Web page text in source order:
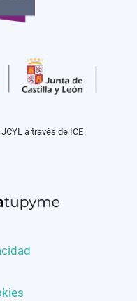
a través de ICE